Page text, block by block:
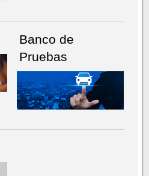
Banco de
Pruebas